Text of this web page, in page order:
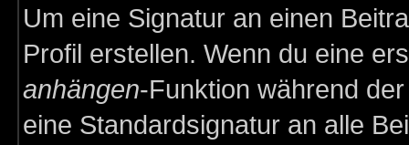
Um eine Signatur an einen
Profil erstellen. Wenn du eine
anhängen-Funktion während
eine Standardsignatur an alle